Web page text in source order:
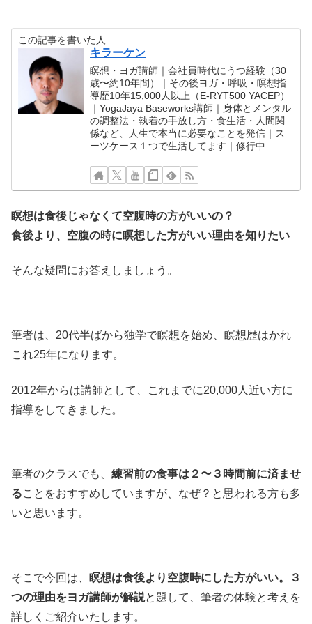
この記事を書いた人
キラーケン
瞑想・ヨガ講師｜会社員時代にうつ経験（30
歳〜約10年間）｜その後ヨガ・呼吸・瞑想指
導歴10年15,000人以上（E-RYT500 YACEP）
｜YogaJaya Baseworks講師｜身体とメンタル
の調整法・執着の手放し方・食生活・人間関
係など、人生で本当に必要なことを発信｜ス
ーツケース１つで生活してます｜修行中
瞑想は食後じゃなくて空腹時の方がいいの？
食後より、空腹の時に瞑想した方がいい理由を知りたい
そんな疑問にお答えしましょう。
筆者は、20代半ばから独学で瞑想を始め、瞑想歴はかれ
これ25年になります。
2012年からは講師として、これまでに20,000人近い方に
指導をしてきました。
筆者のクラスでも、 練習前の食事は２〜３時間前に済ませ
ることをおすすめしていますが、なぜ？と思われる方も多
いと思います。
そこで今回は、 瞑想は食後より空腹時にした方がいい。３
つの理由をヨガ講師が解説と題して、筆者の体験と考えを
詳しくご紹介いたします。